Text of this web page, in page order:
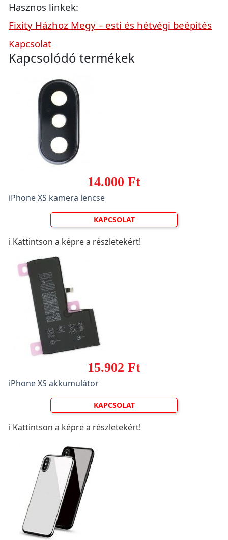
Hasznos linkek:
Fixity Házhoz Megy – esti és hétvégi beépítés
Kapcsolat
Kapcsolódó termékek
14.000 Ft
iPhone XS kamera lencse
KAPCSOLAT
ℹ️ Kattintson a képre a részletekért!
15.902 Ft
iPhone XS akkumulátor
KAPCSOLAT
ℹ️ Kattintson a képre a részletekért!